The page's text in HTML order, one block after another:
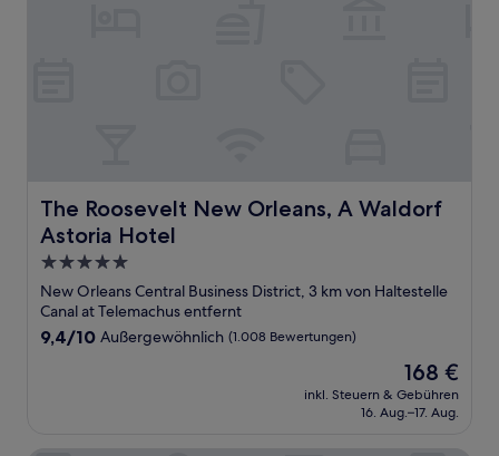
The Roosevelt New Orleans, A Waldorf
Astoria Hotel
The Roosevelt New Orleans, A Waldorf Astoria Hotel
5.0-
Sterne-
Unterkunft
New Orleans Central Business District, 3 km von Haltestelle
Canal at Telemachus entfernt
9.4
9,4/10 Außergewöhnlich (1.008 Bewertungen)
Der
Preis
beträgt
168 €
inkl. Steuern & Gebühren
16. Aug.–17. Aug.